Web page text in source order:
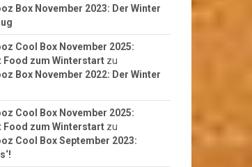
Box November 2023: Der Winter
Cool Box November 2025:
Food zum Winterstart zu
Box November 2022: Der Winter
Cool Box November 2025:
Food zum Winterstart zu
Cool Box September 2023: